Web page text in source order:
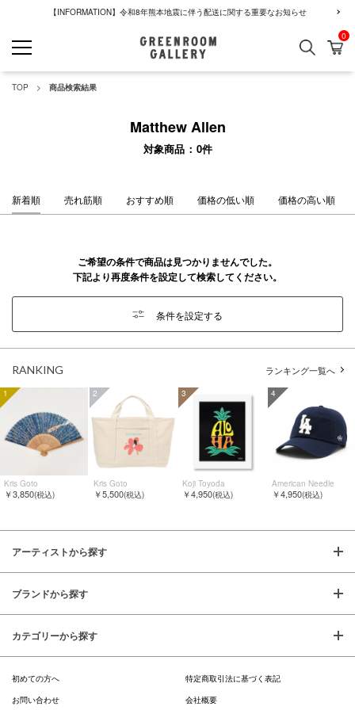
【INFORMATION】令和8年熊本地震に伴う配送に関する重要なお知らせ
検索 カ
0
TOP 商品検索結果
Matthew Allen
対象商品 0件
新着順 売れ筋順 おすすめ順 価格の低い順 価格の高い順
ご希望の条件で商品は見つかりませんでした。
下記より再度条件を設定して検索してください。
条件を設定する
RANKING ランキング一覧へ
1
Kris Goto
￥3,850(税込)
2
Kris Goto
￥5,500(税込)
3
Koji Toyoda
￥4,950(税込)
4
American Needle
￥4,950(税込)
アーティストから探す
ブランドから探す
カテゴリーから探す
初めての方へ
特定商取引法に基づく表記
お問い合わせ
会社概要